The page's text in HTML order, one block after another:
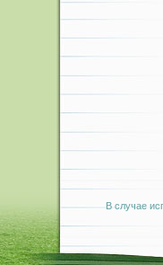
В случае